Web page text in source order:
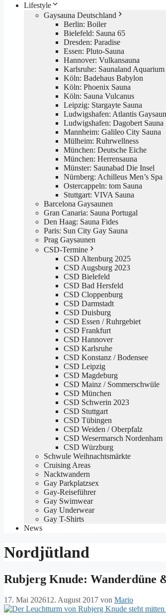
Lifestyle
Gaysauna Deutschland
Berlin: Boiler
Bielefeld: Sauna 65
Dresden: Paradise
Essen: Pluto-Sauna
Hannover: Vulkansauna
Karlsruhe: Saunaland Aquarium
Köln: Badehaus Babylon
Köln: Phoenix Sauna
Köln: Sauna Vulcanus
Leipzig: Stargayte Sauna
Ludwigshafen: Atlantis
Ludwigshafen: Dagobert Sauna
Mannheim: Galileo City Sauna
Mülheim: Ruhrwellness
München: Deutsche Eiche
München: Herrensauna
Münster: Saunabad Die Insel
Nürnberg: Achilleus Men’s Spa
Ostercappeln: tom Sauna
Stuttgart: VIVA Sauna
Barcelona Gaysaunen
Gran Canaria: Sauna Portugal
Den Haag: Sauna Fides
Paris: Sun City Gay Sauna
Prag Gaysaunen
CSD-Termine
CSD Altenburg 2025
CSD Augsburg 2023
CSD Bielefeld
CSD Bad Hersfeld
CSD Cloppenburg
CSD Darmstadt
CSD Duisburg
CSD Essen / Ruhrgebiet
CSD Frankfurt
CSD Hannover
CSD Karlsruhe
CSD Konstanz / Bodensee
CSD Leipzig
CSD Magdeburg
CSD Mainz / Sommerschwüle
CSD München
CSD Schwerin 2023
CSD Stuttgart
CSD Tübingen
CSD Weiden / Oberpfalz
CSD Wesermarsch Nordenham
CSD Würzburg
Schwule Weihnachtsmärkte
Cruising Areas
Nacktwandern
Gay Parkplatzsex
Gay-Reiseführer
Gay Swimwear
Gay Underwear
Gay T-Shirts
News
Nordjütland
Rubjerg Knude: Wanderdüne
17. Mai 202612. August 2017 von Mario